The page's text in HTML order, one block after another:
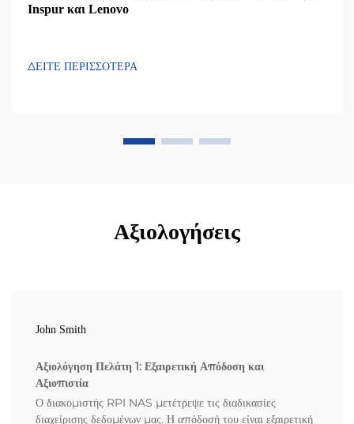
Inspur και Lenovo
ΔΕΙΤΕ ΠΕΡΙΣΣΟΤΕΡΑ
Αξιολογήσεις
John Smith
Αξιολόγηση Πελάτη 1: Εξαιρετική Απόδοση και
Αξιοπιστία
Ο διακομιστής RPI NAS μετέτρεψε τις διαδικασίες
διαχείρισης δεδομένων μας. Η απόδοσή του είναι εξαιρετική